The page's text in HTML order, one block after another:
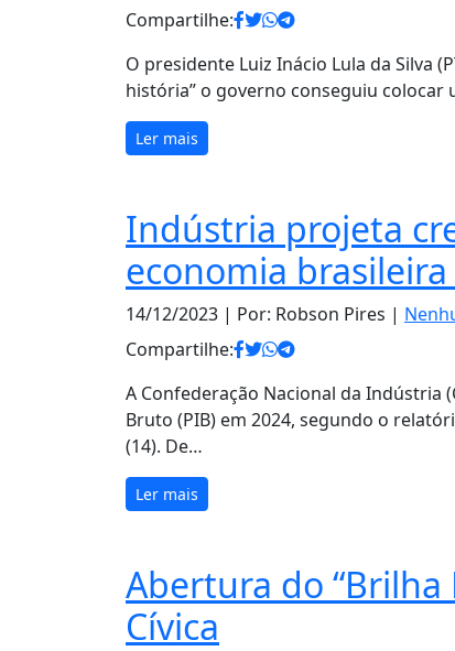
Compartilhe:
O presidente Luiz Inácio Lula da Silva
história” o governo conseguiu colocar
Ler mais
Indústria projeta
economia
14/12/2023 | Por: Robson Pires |
Compartilhe:
A Confederação Nacional da Indústria
Bruto (PIB) em 2024, segundo o
(14). De…
Ler mais
Abertura do
Cívica